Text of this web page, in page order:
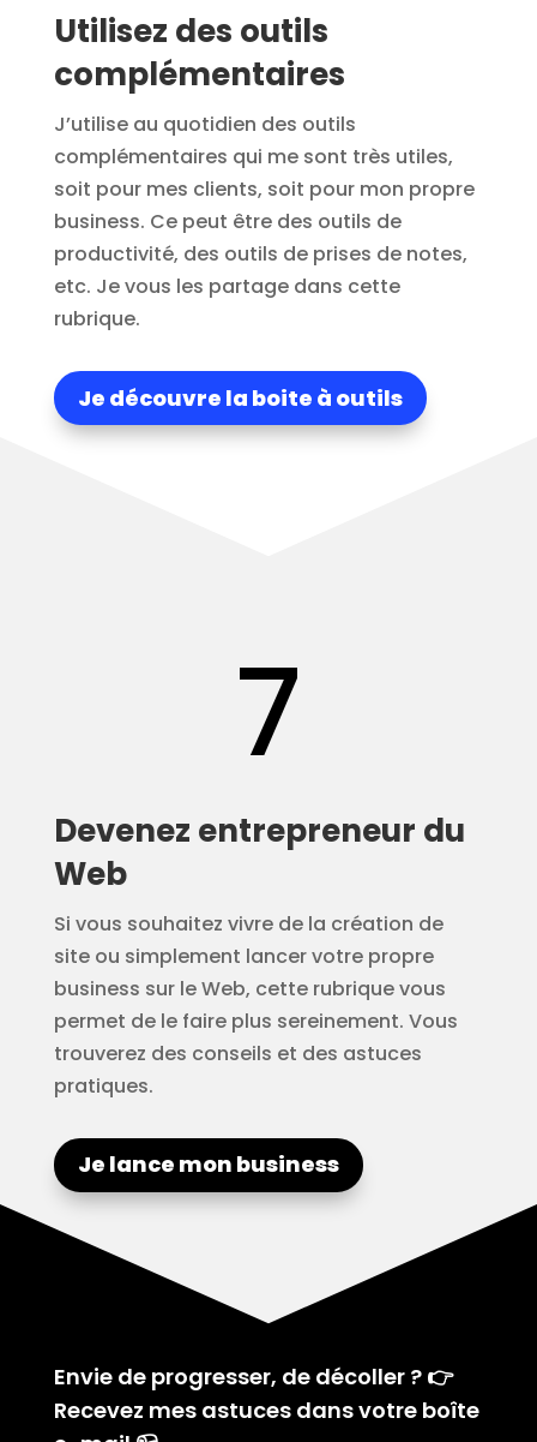
Utilisez des outils
complémentaires
J’utilise au quotidien des outils
complémentaires qui me sont très utiles,
soit pour mes clients, soit pour mon propre
business. Ce peut être des outils de
productivité, des outils de prises de notes,
etc. Je vous les partage dans cette
rubrique.
Je découvre la boite à outils
7
Devenez entrepreneur du
Web
Si vous souhaitez vivre de la création de
site ou simplement lancer votre propre
business sur le Web, cette rubrique vous
permet de le faire plus sereinement. Vous
trouverez des conseils et des astuces
pratiques.
Je lance mon business
Envie de progresser, de décoller ? 👉
Recevez mes astuces dans votre boîte